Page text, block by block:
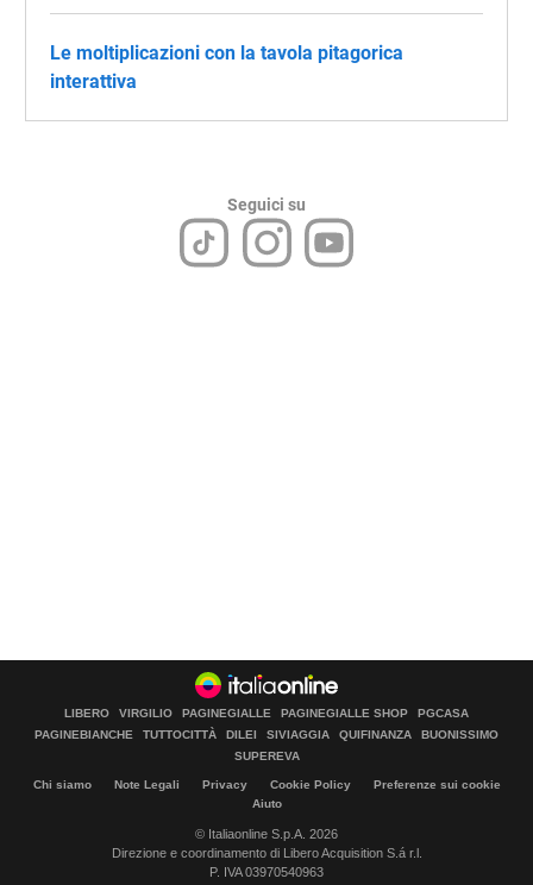
Le moltiplicazioni con la tavola pitagorica
interattiva
Seguici su
LIBERO VIRGILIO PAGINEGIALLE PAGINEGIALLE SHOP
PGCASA
PAGINEBIANCHE
TUTTOCITTÀ DILEI SIVIAGGIA QUIFINANZA
BUONISSIMO
SUPEREVA
Chi siamo Note Legali Privacy Cookie Policy
Preferenze sui cookie
Aiuto
© Italiaonline S.p.A. 2026
Direzione e coordinamento di Libero Acquisition S.á r.l.
P. IVA 03970540963